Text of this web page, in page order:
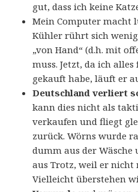
gut, dass ich keine
Mein Computer macht
Kühler rührt sich
„von Hand“ (d.h. mit
muss. Jetzt, da ich
gekauft habe, läuft er
Deutschland verliert
kann dies nicht als
verkaufen und fliegt
zurück. Wörns wurde
dumm aus der Wäsche
aus Trotz, weil er nicht
Vielleicht überstehen